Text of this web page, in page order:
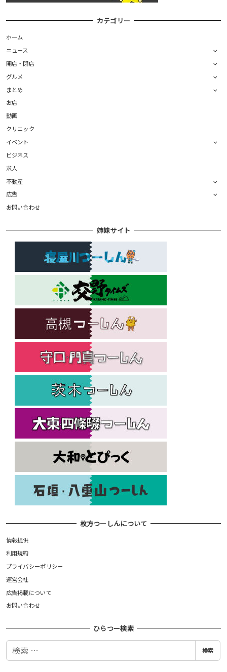
カテゴリー
ホーム
ニュース
開店・閉店
グルメ
まとめ
お店
動画
クリニック
イベント
ビジネス
求人
不動産
広告
お問い合わせ
姉妹サイト
枚方つーしんについて
情報提供
利用規約
プライバシーポリシー
運営会社
広告掲載について
お問い合わせ
ひらつー検索
検
検索